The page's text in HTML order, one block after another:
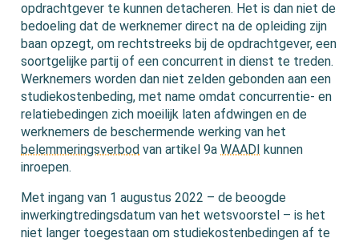
opdrachtgever te kunnen detacheren. Het is dan niet de
bedoeling dat de werknemer direct na de opleiding zijn
baan opzegt, om rechtstreeks bij de opdrachtgever, een
soortgelijke partij of een concurrent in dienst te treden.
Werknemers worden dan niet zelden gebonden aan een
studiekostenbeding, met name omdat concurrentie- en
relatiebedingen zich moeilijk laten afdwingen en de
werknemers de beschermende werking van het
belemmeringsverbod van artikel 9aWAADI kunnen
inroepen.
Met ingang van 1 augustus 2022 – de beoogde
inwerkingtredingsdatum van het wetsvoorstel – is het
niet langer toegestaan om studiekostenbedingen af te